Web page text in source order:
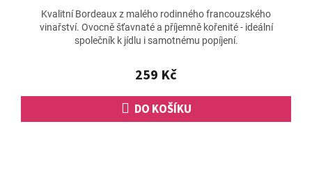
produktu
je
5,0
5
hvězdiček.
259 Kč
DO KOŠÍKU
Kvalitní Bordeaux z malého rodinného francouzského
vinařství. Ovocně šťavnaté a příjemně kořenité - ideální
společník k jídlu i samotnému popíjení.